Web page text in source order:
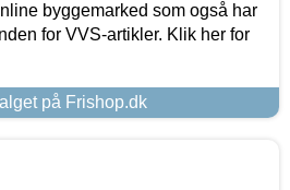
byggemarked som også har
for VVS-artikler. Klik her for
på Frishop.dk